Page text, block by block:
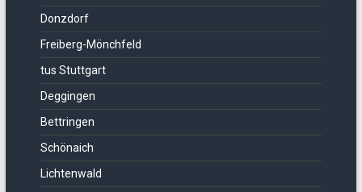
Donzdorf
Freiberg-Mönchfeld
tus Stuttgart
Deggingen
Bettringen
Schönaich
Lichtenwald